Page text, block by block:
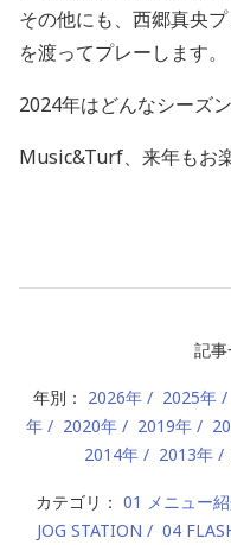
その他にも、西郷真央
を渡ってプレーします。
2024年はどんなシーズ
Music&Turf、来年もお
記事
年別： 2026年 2025年
年
2020年 2019年
2014年
2013年
カテゴリ： 01 メニュー
JOG STATION
04